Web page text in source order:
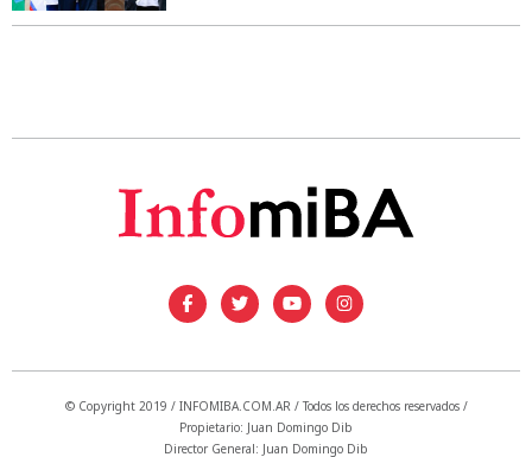
© Copyright 2019 / INFOMIBA.COM.AR / Todos los derechos reservados /
Propietario: Juan Domingo Dib
Director General: Juan Domingo Dib